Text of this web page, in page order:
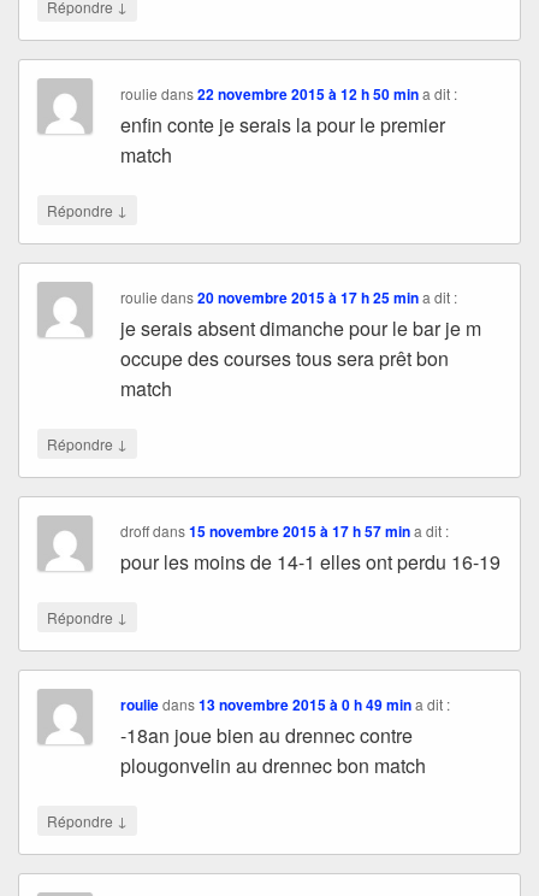
Répondre ↓
roulie dans22 novembre 2015 à 12 h 50 min a dit :
enfin conte je serais la pour le premier
match
Répondre ↓
roulie dans20 novembre 2015 à 17 h 25 min a dit :
je serais absent dimanche pour le bar je m
occupe des courses tous sera prêt bon
match
Répondre ↓
droffdans15 novembre 2015 à 17 h 57 min a dit :
pour les moins de 14-1 elles ont perdu 16-19
Répondre ↓
rouliedans13 novembre 2015 à 0 h 49 min a dit :
-18an joue bien au drennec contre
plougonvelin au drennec bon match
Répondre ↓